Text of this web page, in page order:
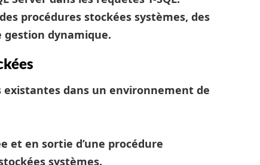
procédures stockées systèmes, des
gestion dynamique.
existantes dans un environnement de
et en sortie d’une procédure
systèmes.